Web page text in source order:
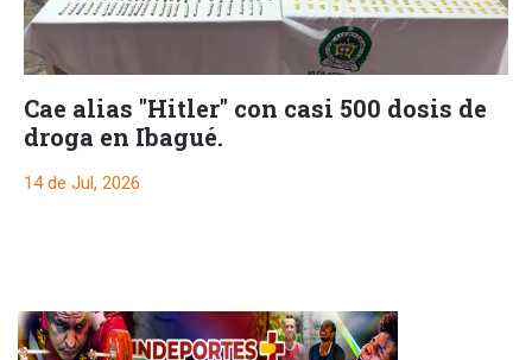
Cae alias "Hitler" con casi 500 dosis de
droga en Ibagué.
14 de Jul, 2026